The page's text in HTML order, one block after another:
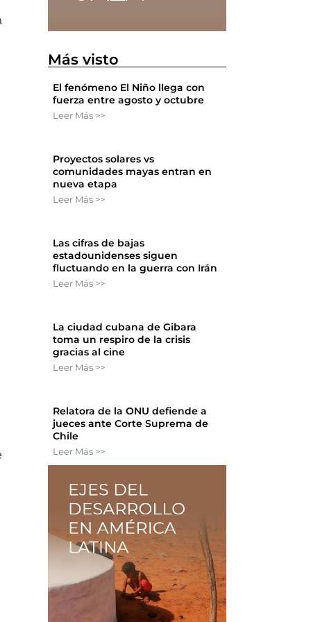
Más visto
El fenómeno El Niño llega con
fuerza entre agosto y octubre
Leer Más >>
Proyectos solares vs
comunidades mayas entran en
nueva etapa
Leer Más >>
Las cifras de bajas
estadounidenses siguen
fluctuando en la guerra con Irán
Leer Más >>
La ciudad cubana de Gibara
toma un respiro de la crisis
gracias al cine
Leer Más >>
Relatora de la ONU defiende a
jueces ante Corte Suprema de
Chile
Leer Más >>